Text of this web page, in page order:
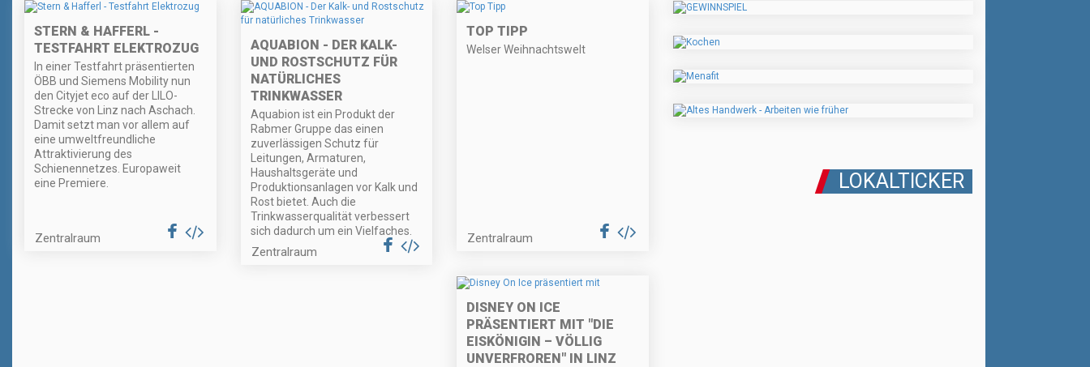
STERN & HAFFERL -
TESTFAHRT ELEKTROZUG
In einer Testfahrt präsentierten
ÖBB und Siemens Mobility nun
den Cityjet eco auf der LILO-
Strecke von Linz nach Aschach.
Damit setzt man vor allem auf
eine umweltfreundliche
Attraktivierung des
Schienennetzes. Europaweit
eine Premiere.
Zentralraum
AQUABION - DER KALK-
UND ROSTSCHUTZ FÜR
NATÜRLICHES
TRINKWASSER
Aquabion ist ein Produkt der
Rabmer Gruppe das einen
zuverlässigen Schutz für
Leitungen, Armaturen,
Haushaltsgeräte und
Produktionsanlagen vor Kalk und
Rost bietet. Auch die
Trinkwasserqualität verbessert
sich dadurch um ein Vielfaches.
Zentralraum
TOP TIPP
Welser Weihnachtswelt
Zentralraum
DISNEY ON ICE
PRÄSENTIERT MIT "DIE
EISKÖNIGIN – VÖLLIG
UNVERFROREN" IN LINZ
LOKALTICKER